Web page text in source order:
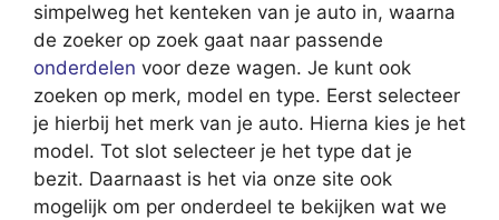
simpelweg het kenteken van je auto in, waarna
de zoeker op zoek gaat naar passende
onderdelen voor deze wagen. Je kunt ook
zoeken op merk, model en type. Eerst selecteer
je hierbij het merk van je auto. Hierna kies je het
model. Tot slot selecteer je het type dat je
bezit. Daarnaast is het via onze site ook
mogelijk om per onderdeel te bekijken wat we